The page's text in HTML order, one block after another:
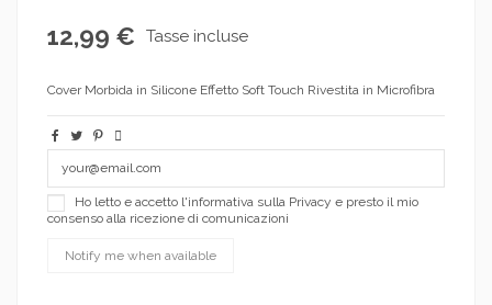
12,99 € Tasse incluse
Cover Morbida in Silicone Effetto Soft Touch Rivestita in Microfibra
Ho letto e accetto l'informativa sulla Privacy e presto il mio
consenso alla ricezione di comunicazioni